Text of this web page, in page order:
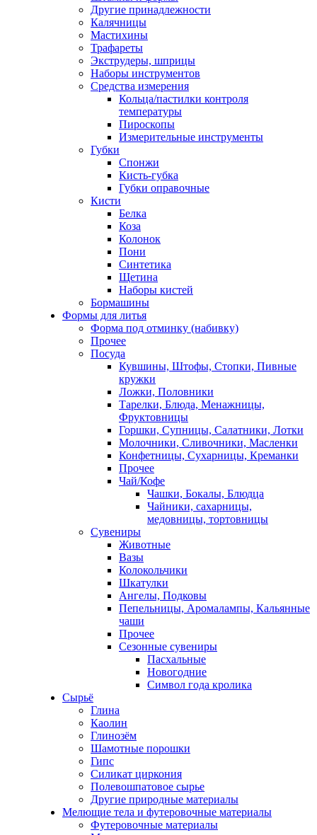
Другие принадлежности
Калячницы
Мастихины
Трафареты
Экструдеры, шприцы
Наборы инструментов
Средства измерения
Кольца/пастилки контроля
температуры
Пироскопы
Измерительные инструменты
Губки
Спонжи
Кисть-губка
Губки оправочные
Кисти
Белка
Коза
Колонок
Пони
Синтетика
Щетина
Наборы кистей
Бормашины
Формы для литья
Форма под отминку (набивку)
Прочее
Посуда
Кувшины, Штофы, Стопки, Пивные
кружки
Ложки, Половники
Тарелки, Блюда, Менажницы,
Фруктовницы
Горшки, Супницы, Салатники, Лотки
Молочники, Сливочники, Масленки
Конфетницы, Сухарницы, Креманки
Прочее
Чай/Кофе
Чашки, Бокалы, Блюдца
Чайники, сахарницы,
медовницы, тортовницы
Сувениры
Животные
Вазы
Колокольчики
Шкатулки
Ангелы, Подковы
Пепельницы, Аромалампы, Кальянные
чаши
Прочее
Сезонные сувениры
Пасхальные
Новогодние
Символ года кролика
Сырьё
Глина
Каолин
Глинозём
Шамотные порошки
Гипс
Силикат циркония
Полевошпатовое сырье
Другие природные материалы
Мелющие тела и футеровочные материалы
Футеровочные материалы